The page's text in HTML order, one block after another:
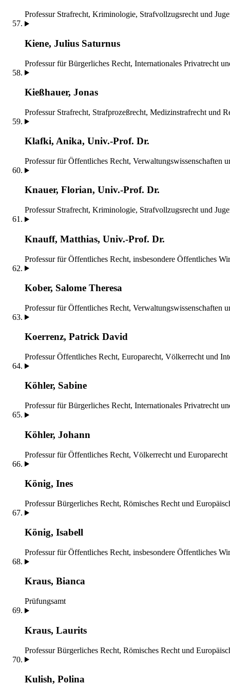
Professur Strafrecht, Kriminologie, Strafvollzugsrecht und
Kiene, Julius Saturnus
Professur für Bürgerliches Recht, Internationales Privatrecht
Kießhauer, Jonas
Professur Strafrecht, Strafprozeßrecht, Medizinstrafrecht und
Klafki, Anika, Univ.-Prof. Dr.
Professur für Öffentliches Recht, Verwaltungswissenschaften
Knauer, Florian, Univ.-Prof. Dr.
Professur Strafrecht, Kriminologie, Strafvollzugsrecht und
Knauff, Matthias, Univ.-Prof. Dr.
Professur für Öffentliches Recht, insbesondere Öffentliches
Kober, Salome Theresa
Professur für Öffentliches Recht, Verwaltungswissenschaften
Koerrenz, Patrick David
Professur Öffentliches Recht, Europarecht, Völkerrecht und
Köhler, Sabine
Professur für Bürgerliches Recht, Internationales Privatrecht
Köhler, Johann
Professur für Öffentliches Recht, Völkerrecht und Europarecht
König, Ines
Professur Bürgerliches Recht, Römisches Recht und
König, Isabell
Professur für Öffentliches Recht, insbesondere Öffentliches
Kraus, Bianca
Prüfungsamt
Kraus, Laurits
Professur Bürgerliches Recht, Römisches Recht und
Kulish, Polina